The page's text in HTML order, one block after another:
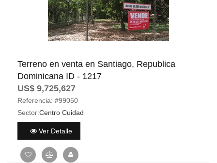
Terreno en venta en Santiago, Republica
Dominicana ID - 1217
US$ 9,725,627
Referencia: #99050
Sector:Centro Cuidad
Ver Detalle